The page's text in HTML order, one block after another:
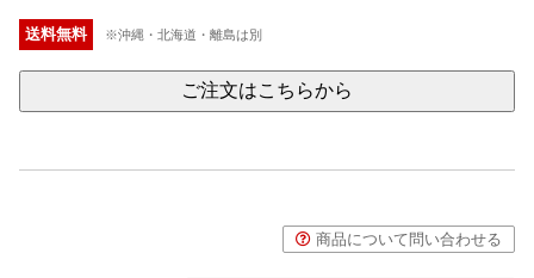
送料無料 ※沖縄・北海道・離島は別
ご注文はこちらから
商品について問い合わせる